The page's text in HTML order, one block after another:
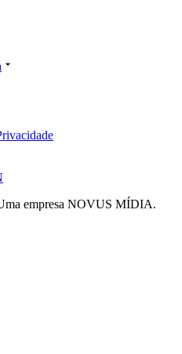
empresa NOVUS MÍDIA.